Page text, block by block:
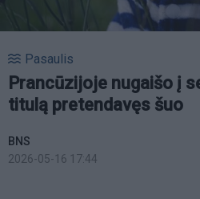
Pasaulis
Prancūzijoje nugaišo į
titulą pretendavęs šuo
BNS
2026-05-16 17:44